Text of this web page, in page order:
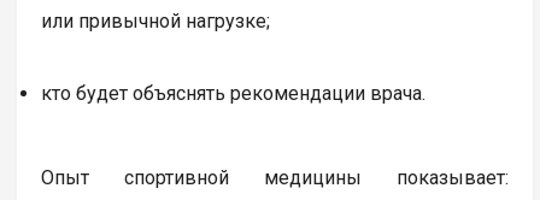
или привычной нагрузке;
кто будет объяснять рекомендации врача.
Опыт спортивной медицины показывает: